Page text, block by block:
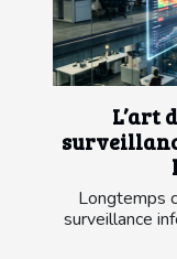
L’art
Longtemps
surveillance